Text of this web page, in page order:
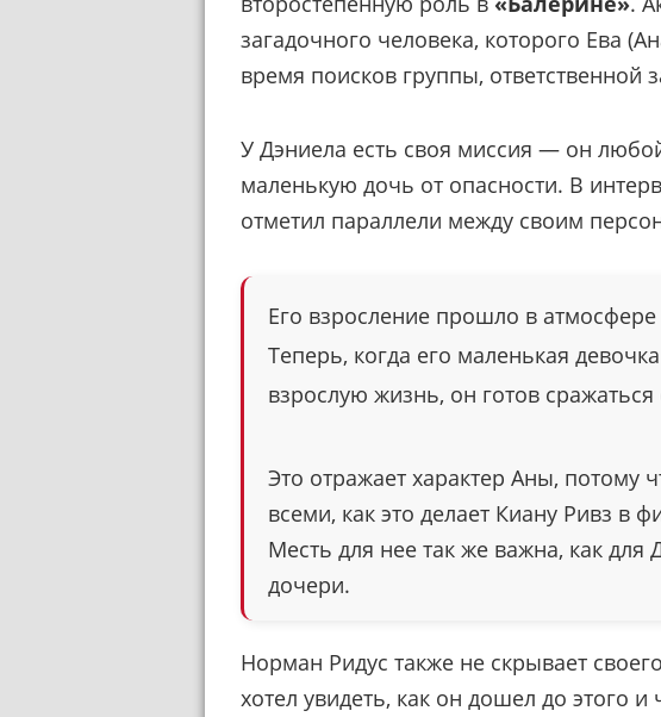
загадочного человека, которого Ева
время поисков группы, ответственной
У Дэниела есть своя миссия — он
маленькую дочь от опасности. В
отметил параллели между своим
Его взросление прошло в
Теперь, когда его маленькая
взрослую жизнь, он готов
Это отражает характер Аны, потому
всеми, как это делает Киану Ривз в
Месть для нее так же важна, как
дочери.
Норман Ридус также не скрывает
хотел увидеть, как он дошел до этого и